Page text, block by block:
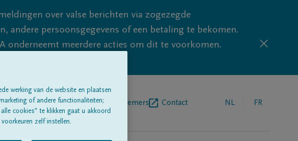
over valse berichten via zogezegde
andere persoonsgegevens of een betaling te bekomen.
onderneemt meerdere acties om dit te voorkomen.
Over onsBegrafenisondernemers Contact NL FR
werking van de website en plaatsen
of andere functionaliteiten;
cookies” te klikken gaat u akkoord
zelf instellen.